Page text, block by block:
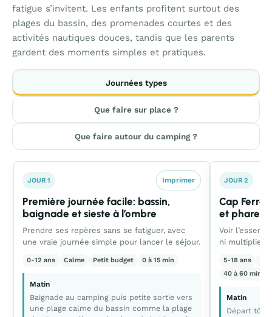
fatigue s’invitent. Les enfants profitent surtout des
plages du bassin, des promenades courtes et des
activités nautiques douces, tandis que les parents
gardent des moments simples et pratiques.
Journées types
Que faire sur place ?
Que faire autour du camping ?
JOUR 1 Imprimer
Première journée facile: bassin,
baignade et sieste à l’ombre
Prendre ses repères sans se fatiguer, avec
une vraie journée simple pour lancer le séjour.
0-12 ans Calme Petit budget 0 à 15 min
Matin
Baignade au camping puis petite sortie vers
une plage calme du bassin comme la plage
JOUR 2
Cap
et phare
Voir
ni multiplier
5-18 ans
40 à 60 min
Matin
Départ tôt